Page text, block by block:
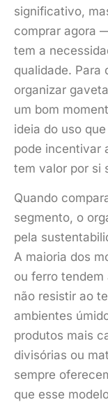
significativo,
comprar agora
tem a
qualidade. Para
organizar
um bom
ideia do uso
pode incentivar
tem valor por si
Quando
segmento, o
pela
A maioria dos
ou ferro tendem
não resistir ao
ambientes
produtos mais
divisórias ou
sempre
que esse